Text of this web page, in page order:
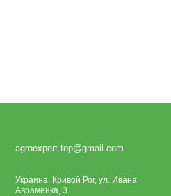
agroexpert.top@gmail.com
Украина, Кривой Рог, ул. Ивана
Авраменка, 3